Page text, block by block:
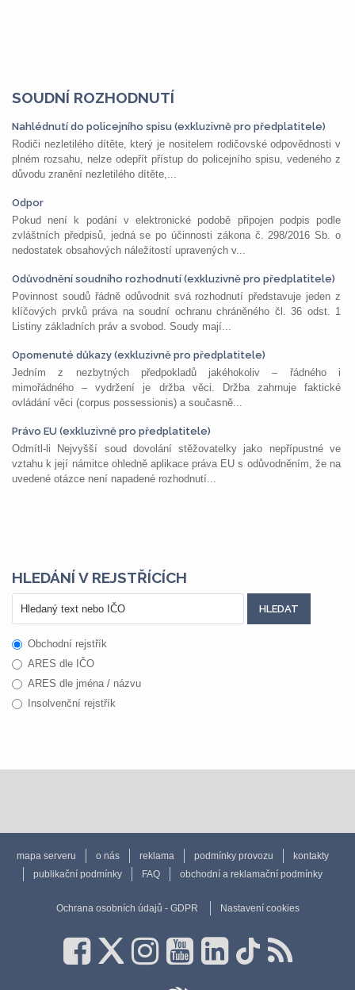
SOUDNÍ ROZHODNUTÍ
Nahlédnutí do policejního spisu (exkluzivně pro předplatitele)
Rodiči nezletilého dítěte, který je nositelem rodičovské odpovědnosti v
plném rozsahu, nelze odepřít přístup do policejního spisu, vedeného z
důvodu zranění nezletilého dítěte,...
Odpor
Pokud není k podání v elektronické podobě připojen podpis podle
zvláštních předpisů, jedná se po účinnosti zákona č. 298/2016 Sb. o
nedostatek obsahových náležitostí upravených v...
Odůvodnění soudního rozhodnutí (exkluzivně pro předplatitele)
Povinnost soudů řádně odůvodnit svá rozhodnutí představuje jeden z
klíčových prvků práva na soudní ochranu chráněného čl. 36 odst. 1
Listiny základních práv a svobod. Soudy mají...
Opomenuté důkazy (exkluzivně pro předplatitele)
Jedním z nezbytných předpokladů jakéhokoliv – řádného i
mimořádného – vydržení je držba věci. Držba zahrnuje faktické
ovládání věci (corpus possessionis) a současně...
Právo EU (exkluzivně pro předplatitele)
Odmítl-li Nejvyšší soud dovolání stěžovatelky jako nepřípustné ve
vztahu k její námitce ohledně aplikace práva EU s odůvodněním, že na
uvedené otázce není napadené rozhodnutí...
HLEDÁNÍ V REJSTŘÍCÍCH
Obchodní rejstřík
ARES dle IČO
ARES dle jména / názvu
Insolvenční rejstřík
mapa serveru o nás reklama podmínky provozu
kontakty
publikační podmínky
FAQ obchodní a reklamační podmínky
Ochrana osobních údajů - GDPR Nastavení cookies